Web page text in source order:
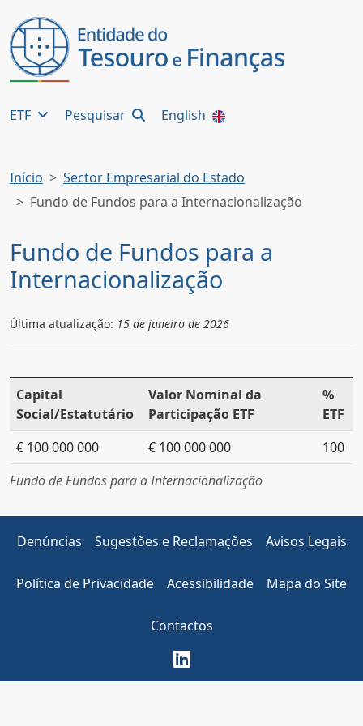
ETF Pesquisar English
Início
Sector Empresarial do Estado
Fundo de Fundos para a Internacionalização
Fundo de Fundos para a
Internacionalização
Última atualização: 15 de janeiro de 2026
Fundo de Fundos para a Internacionalização
Capital
Social/Estatutário
Valor Nominal da
Participação ETF
%
ETF
€ 100 000 000
€ 100 000 000 100
Denúncias Sugestões e Reclamações Avisos Legais
Política de Privacidade Acessibilidade Mapa do Site
Contactos